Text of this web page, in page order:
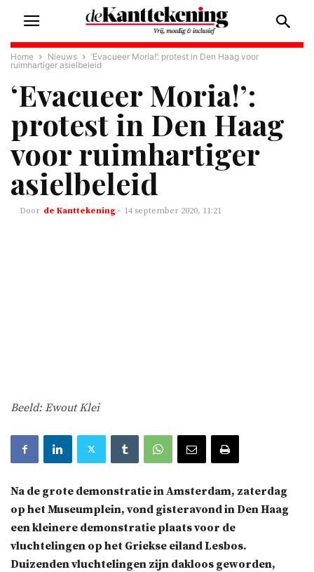
Home Nieuws
‘Evacueer Moria!’: protest in Den Haag voor
ruimhartiger asielbeleid
‘Evacueer Moria!’:
protest in Den Haag
voor ruimhartiger
asielbeleid
de Kanttekening - 14 september 2020, 11:21
Beeld: Ewout Klei
Na de grote demonstratie in Amsterdam, zaterdag
op het Museumplein, vond gisteravond in Den Haag
een kleinere demonstratie plaats voor de
vluchtelingen op het Griekse eiland Lesbos.
Duizenden vluchtelingen zijn dakloos geworden,